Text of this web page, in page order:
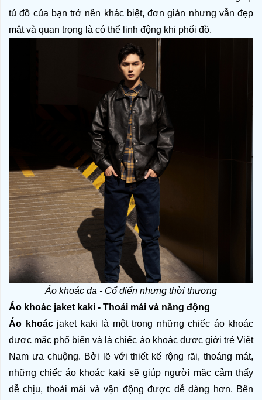
tủ đồ của bạn trở nên khác biệt, đơn giản nhưng vẫn đẹp
mắt và quan trọng là có thể linh động khi phối đồ.
Áo khoác da - Cổ điển nhưng thời thượng
Áo khoác jaket kaki - Thoải mái và năng động
Áo khoác jaket kaki là một trong những chiếc áo khoác
được mặc phổ biến và là chiếc áo khoác được giới trẻ Việt
Nam ưa chuộng. Bởi lẽ với thiết kế rộng rãi, thoáng mát,
những chiếc áo khoác kaki sẽ giúp người mặc cảm thấy
dễ chịu, thoải mái và vận động được dễ dàng hơn. Bên